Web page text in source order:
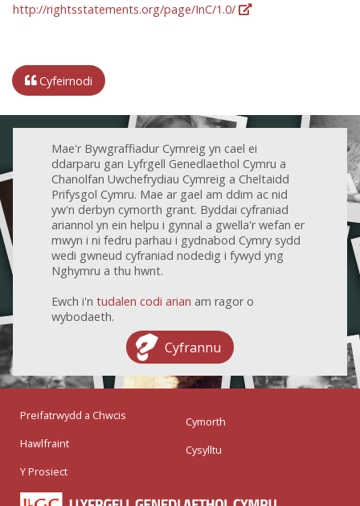
http://rightsstatements.org/page/InC/1.0/
Cyfeirnodi
Mae'r Bywgraffiadur Cymreig yn cael ei
ddarparu gan Lyfrgell Genedlaethol Cymru a
Chanolfan Uwchefrydiau Cymreig a Cheltaidd
Prifysgol Cymru. Mae ar gael am ddim ac nid
yw'n derbyn cymorth grant. Byddai cyfraniad
ariannol yn ein helpu i gynnal a gwella'r wefan er
mwyn i ni fedru parhau i gydnabod Cymry sydd
wedi gwneud cyfraniad nodedig i fywyd yng
Nghymru a thu hwnt.
Ewch i'n tudalen codi arian am ragor o
wybodaeth.
Cyfrannu
Preifatrwydd a Chwcis
Hawlfraint
Y Prosiect
Cymorth
Cysylltu